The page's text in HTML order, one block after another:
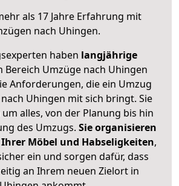
als 17 Jahre Erfahrung mit
nach Uhingen.
haben langjährige
Bereich Umzüge nach Uhingen
Anforderungen, die ein Umzug
Uhingen mit sich bringt. Sie
alles, von der Planung bis hin
des Umzugs. Sie organisieren
Möbel und Habseligkeiten,
ein und sorgen dafür, dass
an Ihrem neuen Zielort in